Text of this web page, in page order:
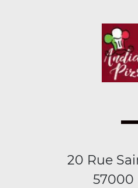
20 Rue
57000